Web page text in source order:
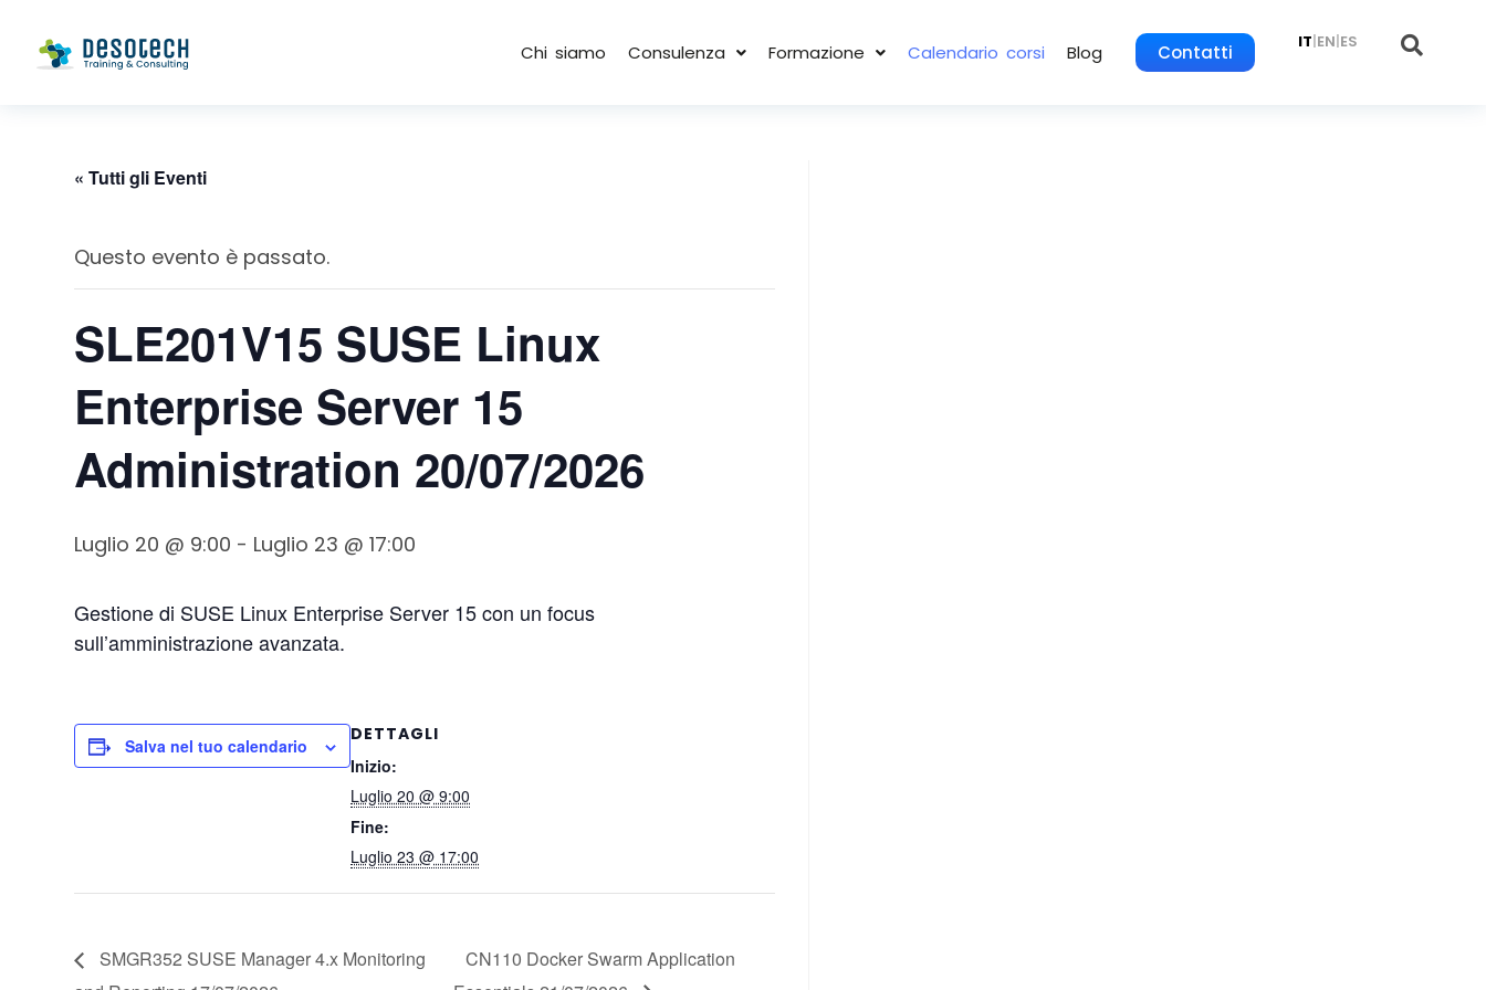
Chi siamo Consulenza Formazione Calendario corsi Blog Contatti IT|EN|ES
« Tutti gli Eventi
Questo evento è passato.
SLE201V15 SUSE Linux
Enterprise Server 15
Administration 20/07/2026
Luglio 20 @ 9:00 - Luglio 23 @ 17:00
Gestione di SUSE Linux Enterprise Server 15 con un focus
sull’amministrazione avanzata.
Salva nel tuo calendario
DETTAGLI
Inizio:
Luglio 20 @ 9:00
Fine:
Luglio 23 @ 17:00
SMGR352 SUSE Manager 4.x Monitoring
CN110 Docker Swarm Application